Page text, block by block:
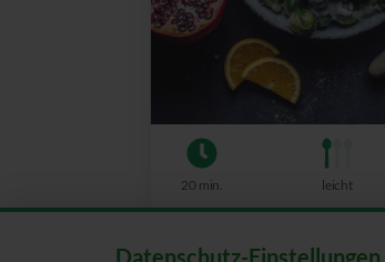
20 min. leicht
Datenschutz-Einstellungen